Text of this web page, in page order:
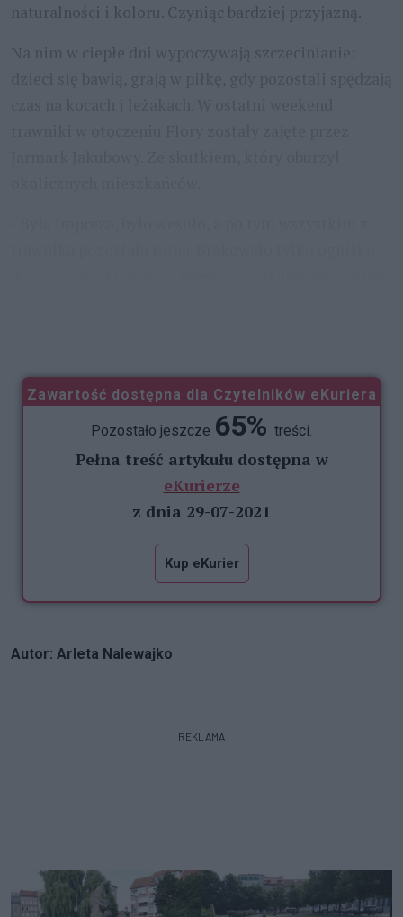
naturalności i koloru. Czyniąc bardziej przyjazną.
Zawartość dostępna dla Czytelników eKuriera
Pozostało jeszcze 65% treści.
Pełna treść artykułu dostępna w
eKurierze
z dnia 29-07-2021
Kup eKurier
Autor: Arleta Nalewajko
REKLAMA